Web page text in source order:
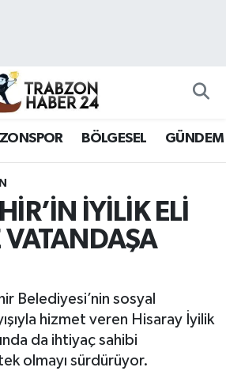
BÖLGESEL GÜNDEM
İYİLİK ELİ
VATANDAŞA
Belediyesi’nin sosyal
hizmet veren Hisaray İyilik
da ihtiyaç sahibi
olmayı sürdürüyor.
Durumu ve Fikstür